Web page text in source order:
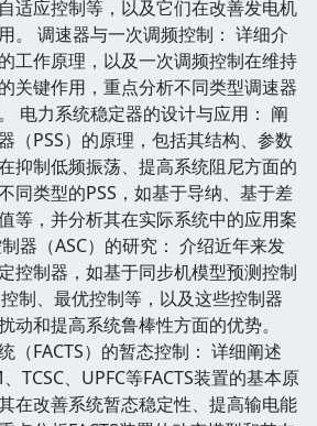
适应控制等，以及它们在改善发电机
。 调速器与一次调频控制： 详细介
工作原理，以及一次调频控制在维持
关键作用，重点分析不同类型调速器
电力系统稳定器的设计与应用： 阐
（PSS）的原理，包括其结构、参数
抑制低频振荡、提高系统阻尼方面的
同类型的PSS，如基于导纳、基于差
等，并分析其在实际系统中的应用案
器（ASC）的研究： 介绍近年来发
控制器，如基于同步机模型预测控制
控制、最优控制等，以及这些控制器
动和提高系统鲁棒性方面的优势。
（FACTS）的暂态控制： 详细阐述
TCSC、UPFC等FACTS装置的基本原
在改善系统暂态稳定性、提高输电能